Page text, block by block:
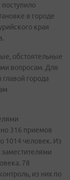
в городе
края
обстоятельные
вопросам. Для
города
316 приемов
1014 человек. Из
78
из них по